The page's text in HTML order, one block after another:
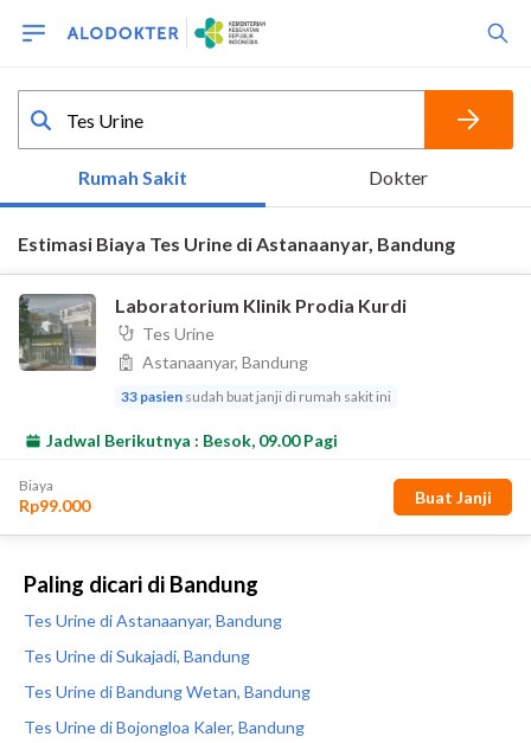
Paling dicari di Bandung
Tes Urine di Astanaanyar, Bandung
Tes Urine di Sukajadi, Bandung
Tes Urine di Bandung Wetan, Bandung
Tes Urine di Bojongloa Kaler, Bandung